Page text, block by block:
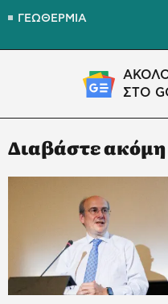
ΓΕΩΘΕΡΜΙΑ
ΣΤΟ
Διαβάστε ακόμη